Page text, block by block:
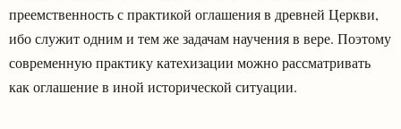
преемственность с практикой оглашения в древней Церкви,
ибо служит одним и тем же задачам научения в вере. Поэтому
современную практику катехизации можно рассматривать
как оглашение в иной исторической ситуации.